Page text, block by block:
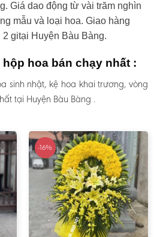
Giá dao động từ vài trăm nghìn
mẫu và loại hoa. Giao hàng
gitại Huyện Bàu Bàng.
hoa bán chạy nhất :
sinh nhật, kệ hoa khai trương, vòng
tại Huyện Bàu Bàng .
-16%